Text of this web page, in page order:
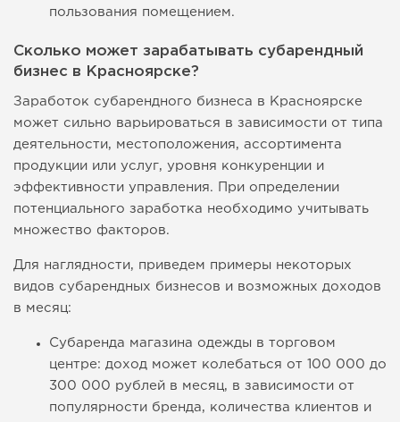
пользования помещением.
Сколько может зарабатывать субарендный
бизнес в Красноярске?
Заработок субарендного бизнеса в Красноярске
может сильно варьироваться в зависимости от типа
деятельности, местоположения, ассортимента
продукции или услуг, уровня конкуренции и
эффективности управления. При определении
потенциального заработка необходимо учитывать
множество факторов.
Для наглядности, приведем примеры некоторых
видов субарендных бизнесов и возможных доходов
в месяц:
Субаренда магазина одежды в торговом
центре: доход может колебаться от 100 000 до
300 000 рублей в месяц, в зависимости от
популярности бренда, количества клиентов и